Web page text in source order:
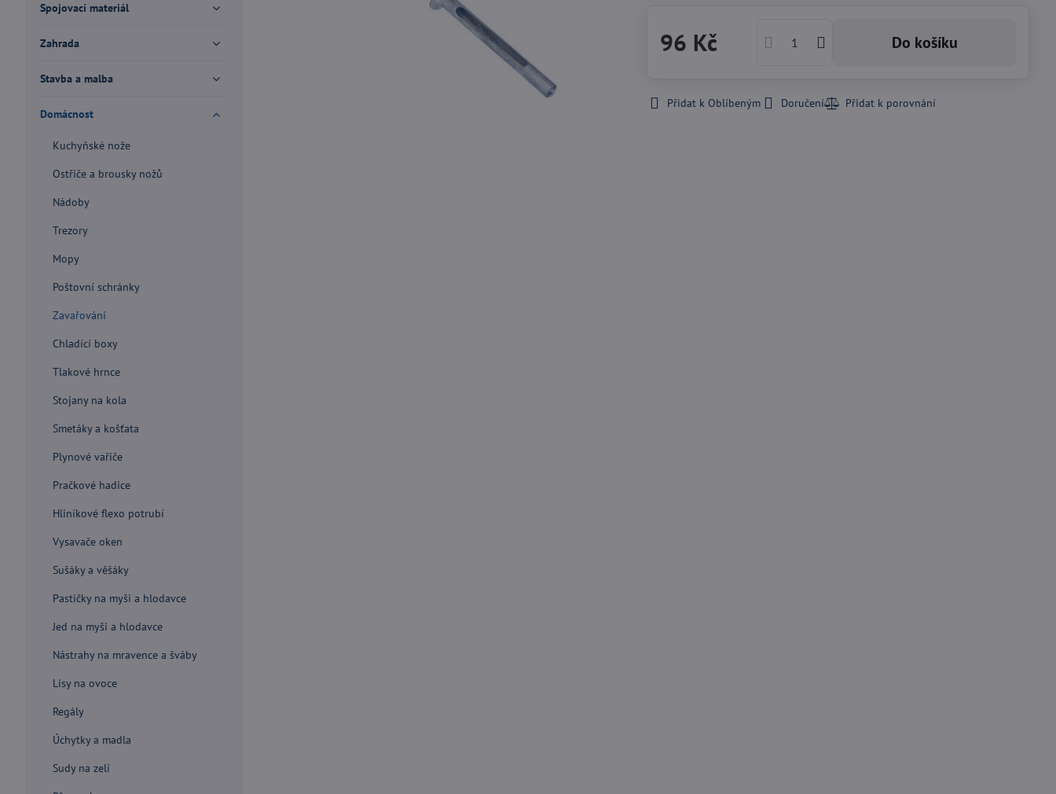
96 Kč Do košíku
Přidat k Oblíbeným Doručení
Spojovací materiál
Zahrada
Stavba a malba
Domácnost
Kuchyňské nože
Ostřiče a brousky nožů
Nádoby
Trezory
Mopy
Poštovní schránky
Zavařování
Chladící boxy
Tlakové hrnce
Stojany na kola
Smetáky a košťata
Plynové vařiče
Pračkové hadice
Hliníkové flexo potrubí
Vysavače oken
Sušáky a věšáky
Pastičky na myši a hlodavce
Jed na myši a hlodavce
Nástrahy na mravence a šváby
Lisy na ovoce
Regály
Úchytky a madla
Sudy na zelí